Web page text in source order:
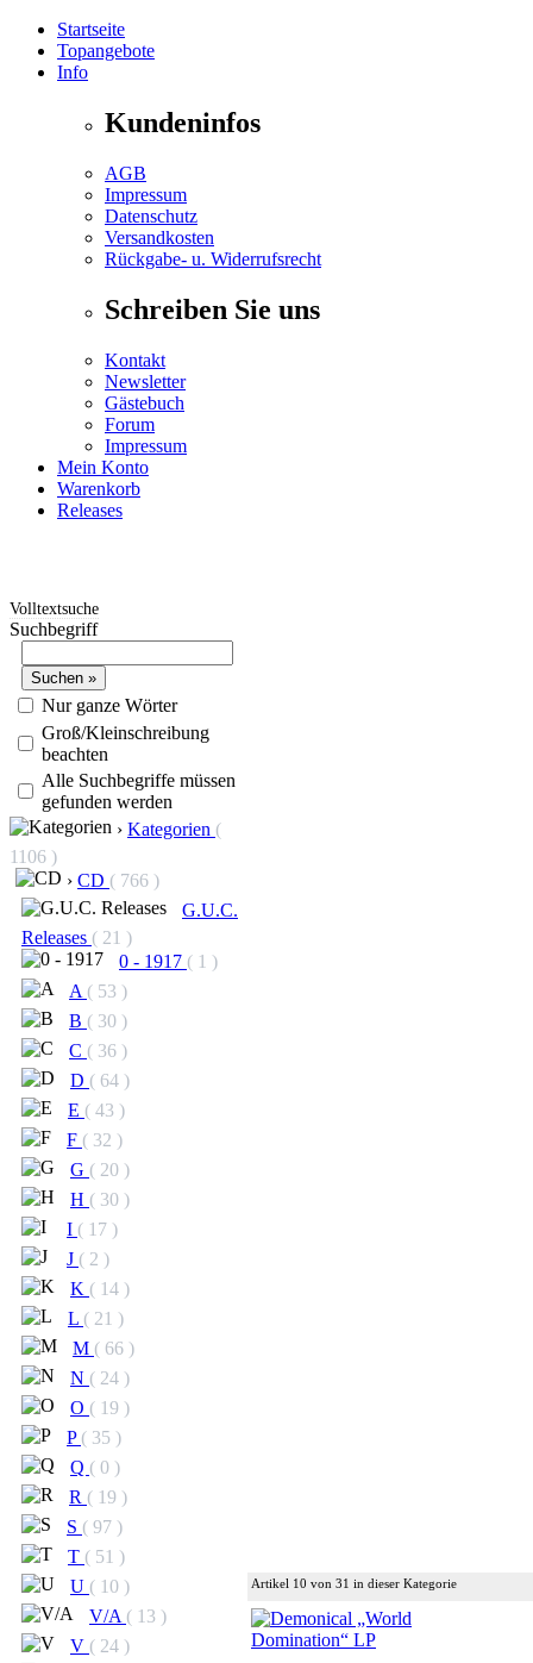
Startseite
Topangebote
Info
Kundeninfos
AGB
Impressum
Datenschutz
Versandkosten
Rückgabe- u. Widerrufsrecht
Schreiben Sie uns
Kontakt
Newsletter
Gästebuch
Forum
Impressum
Mein Konto
Warenkorb
Releases
Volltextsuche
Suchbegriff
Nur ganze Wörter
Groß/Kleinschreibung
beachten
Alle Suchbegriffe müssen
gefunden werden
› Kategorien (
1106 )
› CD ( 766 )
G.U.C.
Releases ( 21 )
0 - 1917 ( 1 )
A ( 53 )
B ( 30 )
C ( 36 )
D ( 64 )
E ( 43 )
F ( 32 )
G ( 20 )
H ( 30 )
I ( 17 )
J ( 2 )
K ( 14 )
L ( 21 )
M ( 66 )
N ( 24 )
O ( 19 )
P ( 35 )
Q ( 0 )
R ( 19 )
S ( 97 )
T ( 51 )
U ( 10 )
V/A ( 13 )
V ( 24 )
Artikel 10 von 31 in dieser Kategorie